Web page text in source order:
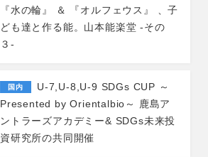
『水の輪』 ＆ 『オルフェウス』 、子
ども達と作る能。山本能楽堂 ‐その
３-
国内
U-7,U-8,U-9 SDGs CUP ～
Presented by Orientalbio～ 鹿島ア
ントラーズアカデミー& SDGs未来投
資研究所の共同開催